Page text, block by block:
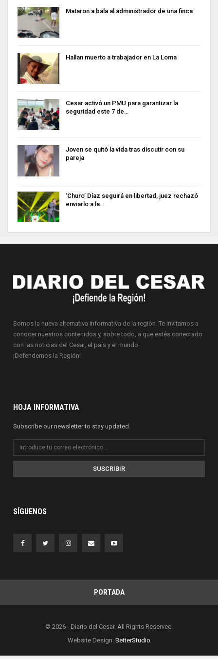
Mataron a bala al administrador de una finca
Hallan muerto a trabajador en La Loma
Cesar activó un PMU para garantizar la
seguridad este 7 de…
Joven se quitó la vida tras discutir con su
pareja
‘Churo’ Díaz seguirá en libertad, juez rechazó
enviarlo a la…
Somos la nueva alternativa informativa de la región. Te invitamos a
conocer nuestros contenidos y, sobre todo, a que estés conectado
con las noticias del Cesar, el país y el mundo.
¡Defendemos la Región!
HOJA INFORMATIVA
Subscribe our newsletter to stay updated.
SUSCRIBIR
SÍGUENOS
PORTADA
© 2026 - Diario del Cesar. All Rights Reserved.
Website Design: BetterStudio